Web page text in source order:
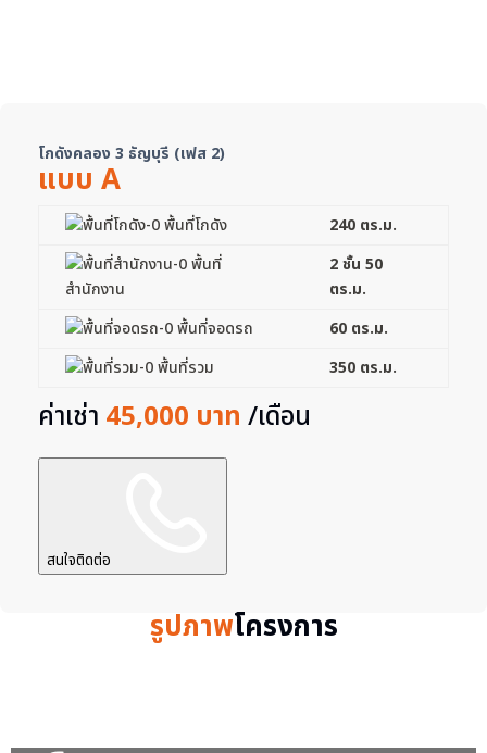
โกดังคลอง 3 ธัญบุรี (เฟส 2)
แบบ A
พื้นที่โกดัง
240 ตร.ม.
พื้นที่
สำนักงาน
2 ชั้น 50
ตร.ม.
พื้นที่จอดรถ
60 ตร.ม.
พื้นที่รวม
350 ตร.ม.
ค่าเช่า 45,000 บาท /เดือน
สนใจติดต่อ
รูปภาพโครงการ